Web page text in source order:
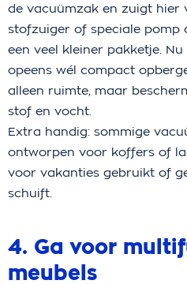
de vacuümzak en zuigt hier
stofzuiger of speciale
een veel kleiner pakketje.
opeens wél compact
alleen ruimte, maar
stof en vocht.
Extra handig: sommige
ontworpen voor koffers of
voor vakanties gebruikt of
schuift.
4. Ga voor
meubels